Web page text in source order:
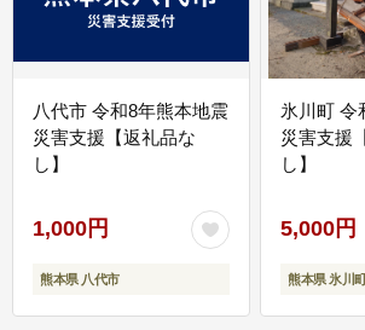
八代市 令和8年熊本地震
災害支援【返礼品な
し】
1,000円
熊本県 八代市
氷川町 令
災害支援
し】
5,000円
熊本県 氷川